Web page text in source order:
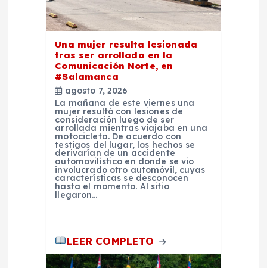
Una mujer resulta lesionada
tras ser arrollada en la
Comunicación Norte, en
#Salamanca
agosto 7, 2026
La mañana de este viernes una
mujer resultó con lesiones de
consideración luego de ser
arrollada mientras viajaba en una
motocicleta. De acuerdo con
testigos del lugar, los hechos se
derivarían de un accidente
automovilístico en donde se vio
involucrado otro automóvil, cuyas
características se desconocen
hasta el momento. Al sitio
llegaron…
LEER COMPLETO